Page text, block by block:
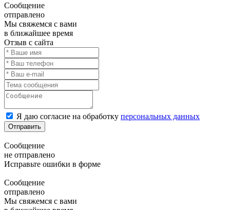
Сообщение
отправлено
Мы свяжемся с вами
в ближайшее время
Отзыв с сайта
Я даю согласие на обработку персональных данных
Отправить
Сообщение
не отправлено
Исправьте ошибки в форме
Сообщение
отправлено
Мы свяжемся с вами